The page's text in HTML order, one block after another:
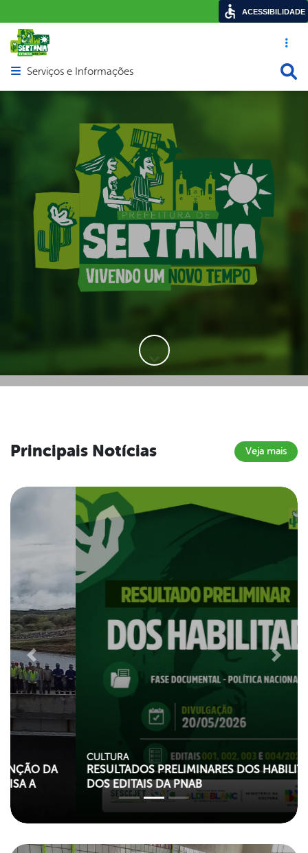
Acesso
Abrir menu principal de navegação
Serviços e Informações
Principais Notícias Veja mais
Previous Next
RESULTADOS PRELIMINARES DOS HABILITADOS
DOS EDITAIS DA PNAB
ACESSIBILIDADE